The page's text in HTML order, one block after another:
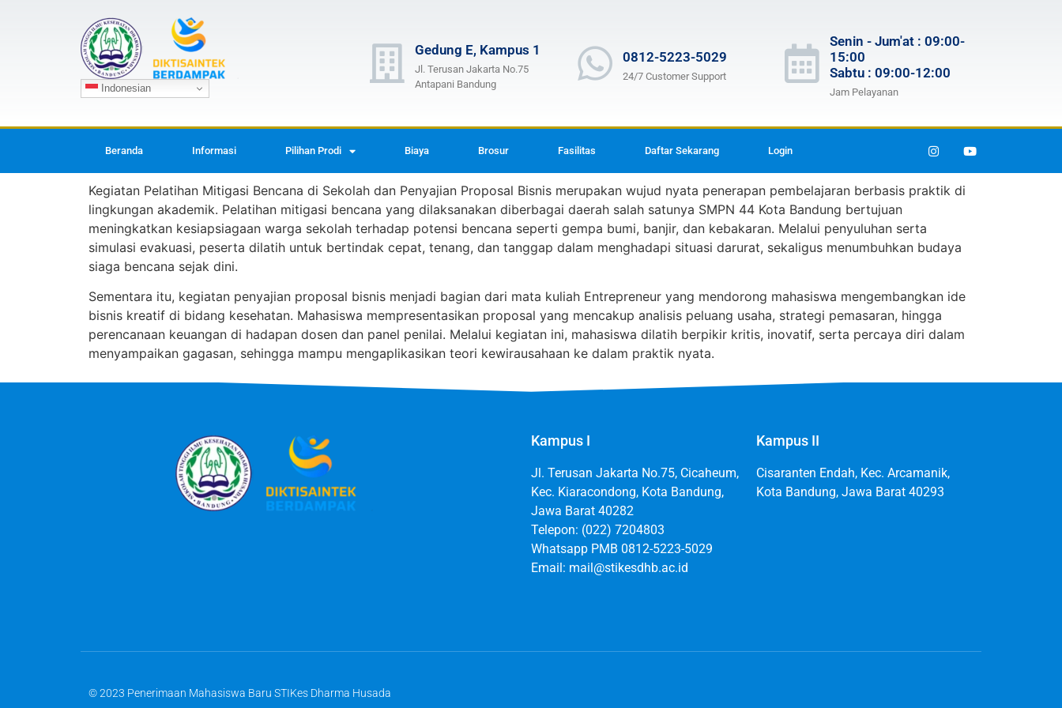
Indonesian
Gedung E, Kampus 1
Jl. Terusan Jakarta No.75
Antapani Bandung
0812-5223-5029
24/7 Customer Support
Senin - Jum'at : 09:00-
15:00
Sabtu : 09:00-12:00
Jam Pelayanan
Beranda Informasi Pilihan Prodi Biaya Brosur Fasilitas Daftar Sekarang Login
Kegiatan Pelatihan Mitigasi Bencana di Sekolah dan Penyajian Proposal Bisnis merupakan wujud nyata penerapan pembelajaran berbasis praktik di
lingkungan akademik. Pelatihan mitigasi bencana yang dilaksanakan diberbagai daerah salah satunya SMPN 44 Kota Bandung bertujuan
meningkatkan kesiapsiagaan warga sekolah terhadap potensi bencana seperti gempa bumi, banjir, dan kebakaran. Melalui penyuluhan serta
simulasi evakuasi, peserta dilatih untuk bertindak cepat, tenang, dan tanggap dalam menghadapi situasi darurat, sekaligus menumbuhkan budaya
siaga bencana sejak dini.
Sementara itu, kegiatan penyajian proposal bisnis menjadi bagian dari mata kuliah Entrepreneur yang mendorong mahasiswa mengembangkan ide
bisnis kreatif di bidang kesehatan. Mahasiswa mempresentasikan proposal yang mencakup analisis peluang usaha, strategi pemasaran, hingga
perencanaan keuangan di hadapan dosen dan panel penilai. Melalui kegiatan ini, mahasiswa dilatih berpikir kritis, inovatif, serta percaya diri dalam
menyampaikan gagasan, sehingga mampu mengaplikasikan teori kewirausahaan ke dalam praktik nyata.
Kampus I
Jl. Terusan Jakarta No.75, Cicaheum,
Kec. Kiaracondong, Kota Bandung,
Jawa Barat 40282
Telepon: (022) 7204803
Whatsapp PMB 0812-5223-5029
Email: mail@stikesdhb.ac.id
Kampus II
Cisaranten Endah, Kec. Arcamanik,
Kota Bandung, Jawa Barat 40293
© 2023 Penerimaan Mahasiswa Baru STIKes Dharma Husada